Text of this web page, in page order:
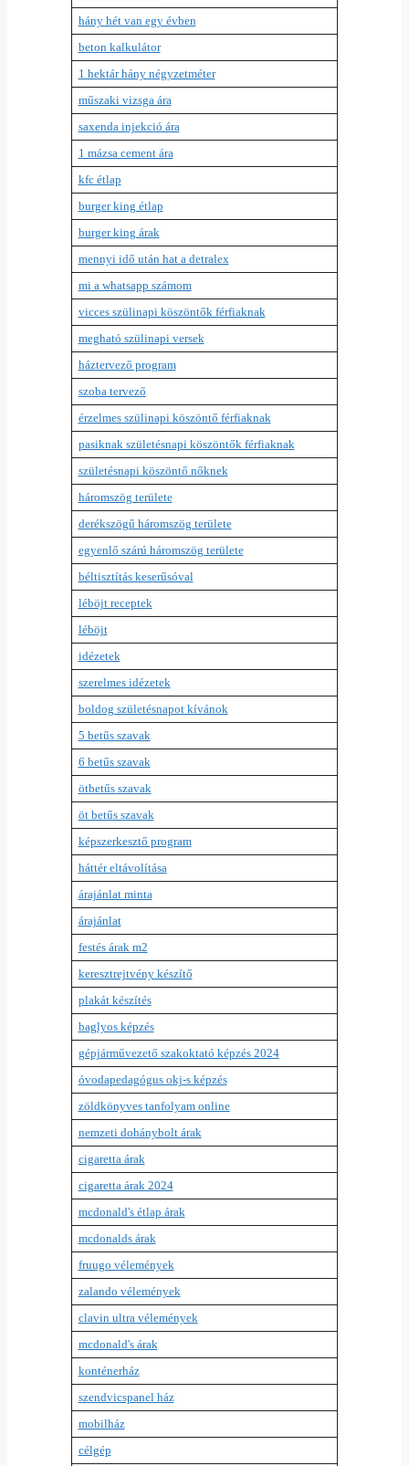
hány hét van egy évben
beton kalkulátor
1 hektár hány négyzetméter
műszaki vizsga ára
saxenda injekció ára
1 mázsa cement ára
kfc étlap
burger king étlap
burger king árak
mennyi idő után hat a detralex
mi a whatsapp számom
vicces szülinapi köszöntők férfiaknak
megható szülinapi versek
háztervező program
szoba tervező
érzelmes szülinapi köszöntő férfiaknak
pasiknak születésnapi köszöntők férfiaknak
születésnapi köszöntő nőknek
háromszög területe
derékszögű háromszög területe
egyenlő szárú háromszög területe
béltisztítás keserűsóval
léböjt receptek
léböjt
idézetek
szerelmes idézetek
boldog születésnapot kívánok
5 betűs szavak
6 betűs szavak
ötbetűs szavak
öt betűs szavak
képszerkesztő program
háttér eltávolítása
árajánlat minta
árajánlat
festés árak m2
keresztrejtvény készítő
plakát készítés
baglyos képzés
gépjárművezető szakoktató képzés 2024
óvodapedagógus okj-s képzés
zöldkönyves tanfolyam online
nemzeti dohánybolt árak
cigaretta árak
cigaretta árak 2024
mcdonald's étlap árak
mcdonalds árak
fruugo vélemények
zalando vélemények
clavin ultra vélemények
mcdonald's árak
konténerház
szendvicspanel ház
mobilház
célgép